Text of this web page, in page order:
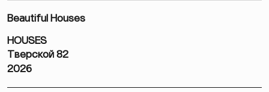
Beautiful Houses
HOUSES
Тверской 82
2026